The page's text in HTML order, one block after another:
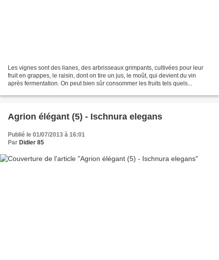
Les vignes sont des lianes, des arbrisseaux grimpants, cultivées pour leur
fruit en grappes, le raisin, dont on tire un jus, le moût, qui devient du vin
après fermentation. On peut bien sûr consommer les fruits tels quels...
Agrion élégant (5) - Ischnura elegans
Publié le 01/07/2013 à 16:01
Par Didier 85